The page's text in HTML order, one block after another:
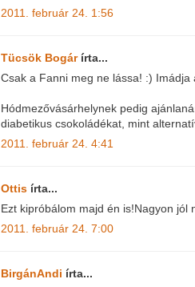
2011. február 24. 1:56
Tücsök Bogár írta...
Csak a Fanni meg ne lássa! :) Imádja
Hódmezővásárhelynek pedig
diabetikus csokoládékat, mint
2011. február 24. 4:41
Ottis írta...
Ezt kipróbálom majd én is!Nagyon jól
2011. február 24. 7:00
BirgánAndi írta...